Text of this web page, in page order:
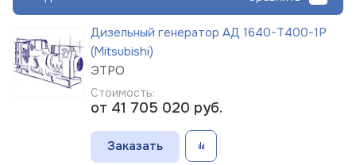
Дизельный генератор АД 1640-Т400-1Р
(Mitsubishi)
ЭТРО
Стоимость:
от 41 705 020 руб.
Заказать